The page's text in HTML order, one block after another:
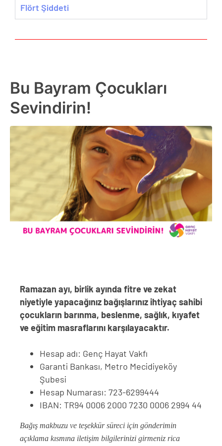
Flört Şiddeti
Bu Bayram Çocukları
Sevindirin!
Ramazan ayı, birlik ayında fitre ve zekat
niyetiyle yapacağınız bağışlarınız ihtiyaç sahibi
çocukların barınma, beslenme, sağlık, kıyafet
ve eğitim masraflarını karşılayacaktır.
Hesap adı: Genç Hayat Vakfı
Garanti Bankası, Metro Mecidiyeköy
Şubesi
Hesap Numarası: 723-6299444
IBAN: TR94 0006 2000 7230 0006 2994 44
Bağış makbuzu ve teşekkür süreci için gönderimin
açıklama kısmına iletişim bilgilerinizi girmeniz rica